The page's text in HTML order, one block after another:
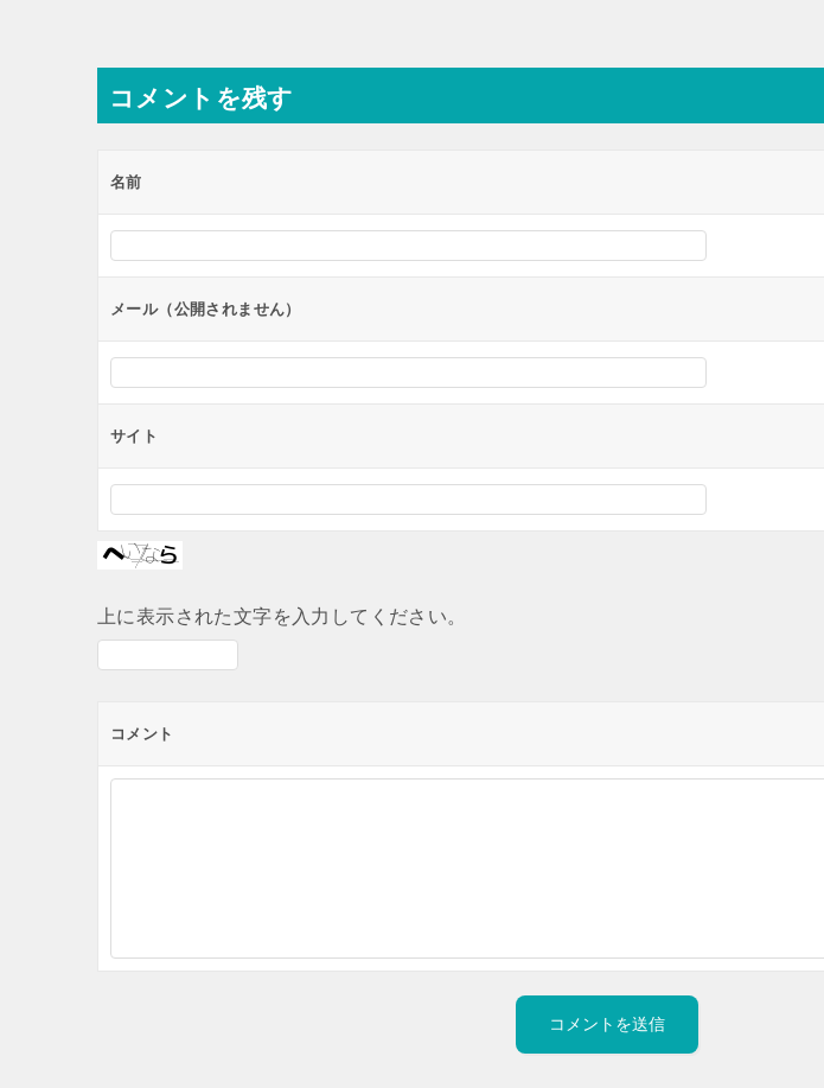
コメントを残す
名前
メール（公開されません）
サイト
上に表示された文字を入力してください。
コメント